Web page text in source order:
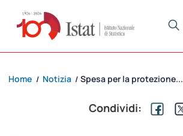
Home / Notizia / Spesa per la protezione...
Condividi: